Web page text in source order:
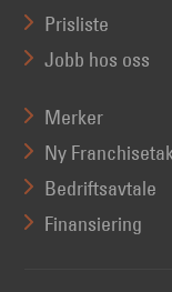
Prisliste
Jobb hos oss
Merker
Ny
Bedriftsavtale
Finansiering